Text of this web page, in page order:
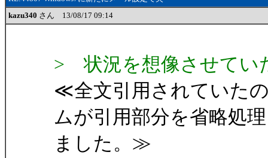
kazu340 さん 13/08/17 09:14
> 状況を想像させてい
≪全文引用されていた
ムが引用部分を省略処
ました。≫